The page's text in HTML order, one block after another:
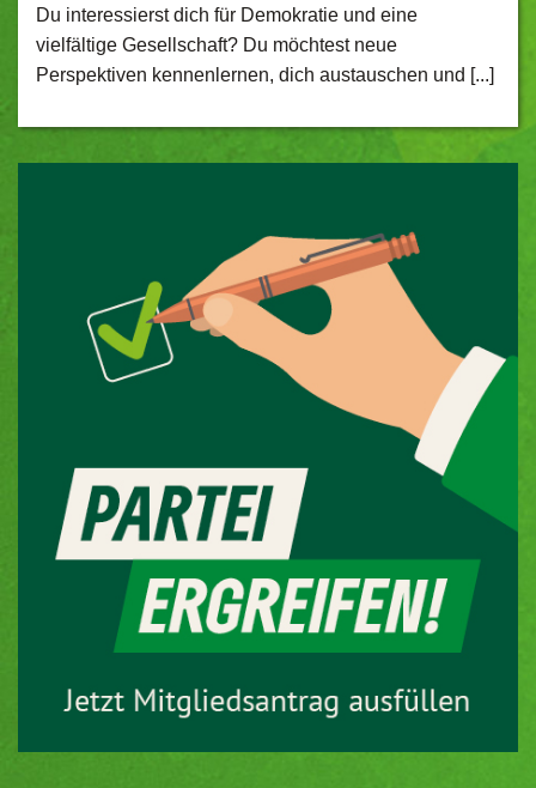
Du interessierst dich für Demokratie und eine
vielfältige Gesellschaft? Du möchtest neue
Perspektiven kennenlernen, dich austauschen und [...]